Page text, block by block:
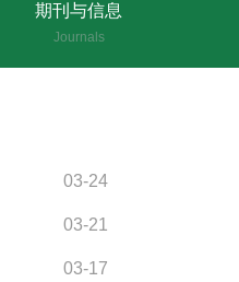
期刊与信息
Journals
03-24
03-21
03-17